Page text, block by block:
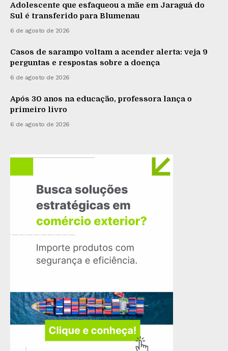
Adolescente que esfaqueou a mãe em Jaraguá do
Sul é transferido para Blumenau
6 de agosto de 2026
Casos de sarampo voltam a acender alerta: veja 9
perguntas e respostas sobre a doença
6 de agosto de 2026
Após 30 anos na educação, professora lança o
primeiro livro
6 de agosto de 2026